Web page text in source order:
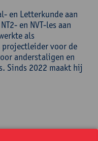
en Letterkunde aan
en NVT-les aan
als
projectleider voor de
anderstaligen en
Sinds 2022 maakt hij